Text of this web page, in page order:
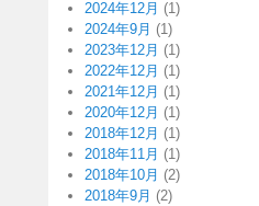
2024年12月 (1)
2024年9月 (1)
2023年12月 (1)
2022年12月 (1)
2021年12月 (1)
2020年12月 (1)
2018年12月 (1)
2018年11月 (1)
2018年10月 (2)
2018年9月 (2)